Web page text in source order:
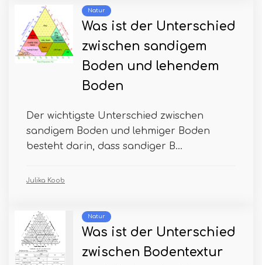
Natur
Was ist der Unterschied
zwischen sandigem
Boden und lehendem
Boden
Der wichtigste Unterschied zwischen
sandigem Boden und lehmiger Boden
besteht darin, dass sandiger B...
Julika Koob
Natur
Was ist der Unterschied
zwischen Bodentextur